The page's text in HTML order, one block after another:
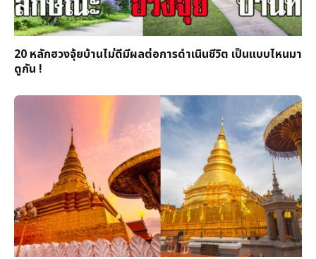
20 หลักฮวงจุ้ยบ้านไม่ดีมีผลต่อการดำเนินชีวิต เป็นแบบไหนมา
ดูกัน !